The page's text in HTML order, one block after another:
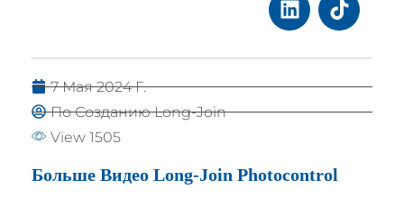
7 Мая 2024 Г.
По Созданию Long-Join
View 1505
Больше Видео Long-Join Photocontrol